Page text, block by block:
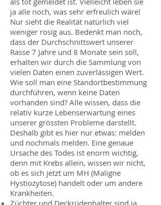
ja alle noch, was sehr erfreulich wäre!
Nur sieht die Realität natürlich viel
weniger rosig aus. Bedenkt man noch,
dass der Durchschnittswert unserer
Rasse 7 Jahre und 8 Monate sein soll,
erhalten wir durch die Sammlung von
vielen Daten einen zuverlässigen Wert.
Wie soll man eine Standortbestimmung
durchführen, wenn keine Daten
vorhanden sind? Alle wissen, dass die
relativ kurze Le­benserwartung eines
unserer grössten Pro­bleme darstellt.
Deshalb gibt es hier nur et­was: melden
und nochmals melden. Eine genaue
Ursache des Todes ist enorm wich­tig,
denn mit Krebs allein, wissen wir nicht,
ob es sich jetzt um MH (Maligne
Hystiozyto­se) handelt oder um andere
Krankheiten.
Züchter und Deckrüdenhalter sind ja